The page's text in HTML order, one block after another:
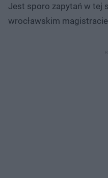
Jest sporo zapytań w tej
wrocławskim